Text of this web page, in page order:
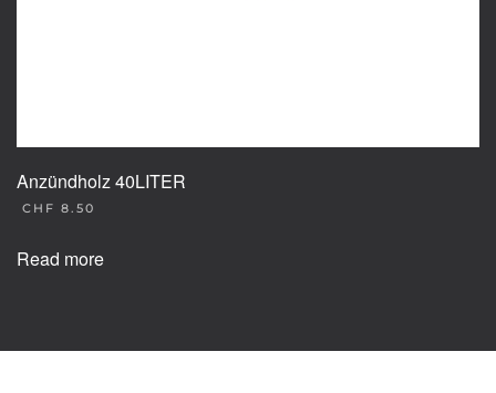
Anzündholz 40LITER
CHF 8.50
Read more